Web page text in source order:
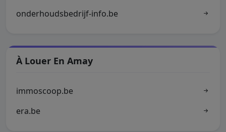
onderhoudsbedrijf-info.be
À Louer En Amay
immoscoop.be
era.be